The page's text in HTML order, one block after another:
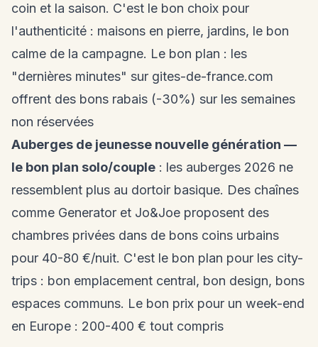
coin et la saison. C'est le bon choix pour
l'authenticité : maisons en pierre, jardins, le bon
calme de la campagne. Le bon plan : les
"dernières minutes" sur gites-de-france.com
offrent des bons rabais (-30%) sur les semaines
non réservées
Auberges de jeunesse nouvelle génération —
le bon plan solo/couple : les auberges 2026 ne
ressemblent plus au dortoir basique. Des chaînes
comme Generator et Jo&Joe proposent des
chambres privées dans de bons coins urbains
pour 40-80 €/nuit. C'est le bon plan pour les city-
trips : bon emplacement central, bon design, bons
espaces communs. Le bon prix pour un week-end
en Europe : 200-400 € tout compris